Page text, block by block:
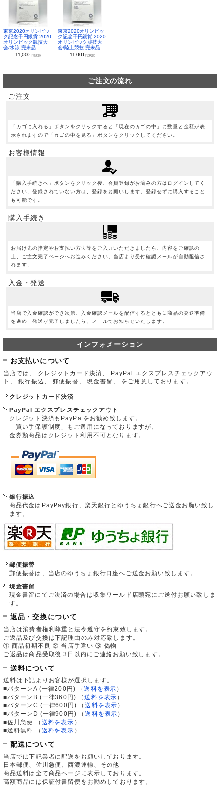
東京2020オリンピッ
ク記念千円銀貨 2020
オリンピック競技大
会/水泳 完未品
11,000円(税別)
東京2020オリンピッ
ク記念千円銀貨 2020
オリンピック競技大
会/陸上競技 完未品
11,000 円(税別)
ご注文の流れ
ご注文
「カゴに入れる」ボタンをクリックすると「現在のカゴの中」に数量と金額が表
示されますので「カゴの中を見る」ボタンをクリックしてください。
お客様情報
「購入手続きへ」ボタンをクリック後、会員登録がお済みの方はログインしてく
ださい。登録されていない方は、登録をお願いします。登録せずに購入すること
も可能です。
購入手続き
お届け先の指定やお支払い方法等をご入力いただきましたら、内容をご確認の
上、ご注文完了ページへお進みください。当店より受付確認メールが自動配信さ
れます。
入金・発送
当店で入金確認ができ次第、入金確認メールを配信するとともに商品の発送準備
を進め、発送が完了しましたら、メールでお知らせいたします。
インフォメーション
お支払いについて
当店では、 クレジットカード決済、 PayPal エクスプレスチェックアウ
ト、 銀行振込、 郵便振替、 現金書留、 をご用意しております。
クレジットカード決済
PayPal エクスプレスチェックアウト
クレジット決済もPayPalをお勧め致します。
「買い手保護制度」もご適用になっておりますが、
金券類商品はクレジット利用不可となります。
銀行振込
商品代金はPayPay銀行、楽天銀行とゆうちょ銀行へご送金お願い致し
ます。
郵便振替
郵便振替は、当店のゆうちょ銀行口座へご送金お願い致します。
現金書留
現金書留にてご決済の場合は収集ワールド店頭宛にご送付お願い致しま
す。
返品・交換について
当店は消費者権利尊重と法令遵守を約束致します。
ご返品及び交換は下記理由のみ対応致します。
① 商品初期不良 ② 当店手違い ③ 偽物
ご返品は商品受取後 3日以内にご連絡お願い致します。
送料について
送料は下記よりお客様が選択します。
■パターンA (一律200円)
（送料を表示 ）
■パターンB (一律360円)
（送料を表示 ）
■パターンC (一律600円)
（送料を表示 ）
■パターンD (一律900円)
（送料を表示 ）
■佐川急便
（ 送料を表示 ）
■送料無料
（ 送料を表示 ）
配送について
当店では下記業者に配送をお願いしております。
日本郵便、佐川急便、西濃運輸、その他
商品送料は全て商品ページに表示しております。
高額商品には保証付書留便をお勧めしております。